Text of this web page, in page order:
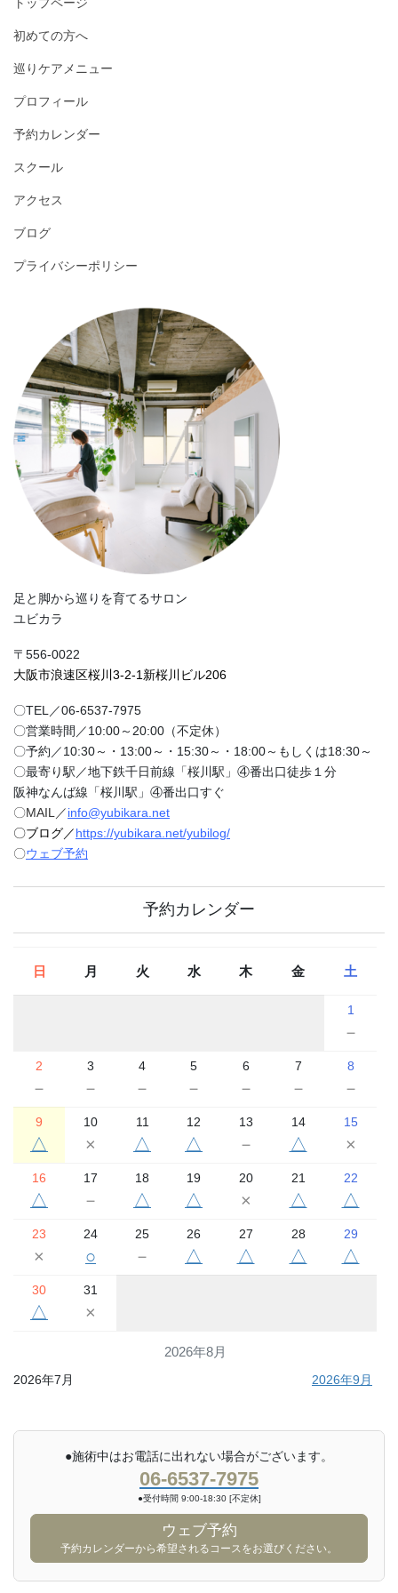
初めての方へ
巡りケアメニュー
プロフィール
予約カレンダー
スクール
アクセス
ブログ
プライバシーポリシー
足と脚から巡りを育てるサロン
ユビカラ
〒556-0022
大阪市浪速区桜川3-2-1新桜川ビル206
〇TEL／06-6537-7975
〇営業時間／10:00～20:00（不定休）
〇予約／10:30～・13:00～・15:30～・18:00～もしくは18:30～
〇最寄り駅／地下鉄千日前線「桜川駅」④番出口徒歩１分
阪神なんば線「桜川駅」④番出口すぐ
〇MAIL／info@yubikara.net
〇ブログ／https://yubikara.net/yubilog/
〇ウェブ予約
予約カレンダー
2026年8月
日 月 火 水 木 金 土
1
－
2
－
3
－
4
－
5
－
6
－
7
－
8
－
9
△
10
×
11
△
12
△
13
－
14
△
15
×
16
△
17
－
18
△
19
△
20
×
21
△
22
△
23
×
24
○
25
－
26
△
27
△
28
△
29
△
30
△
31
×
2026年7月 2026年9月
●施術中はお電話に出れない場合がございます。
06-6537-7975
●受付時間 9:00-18:30 [不定休]
ウェブ予約
予約カレンダーから希望されるコースをお選びください。